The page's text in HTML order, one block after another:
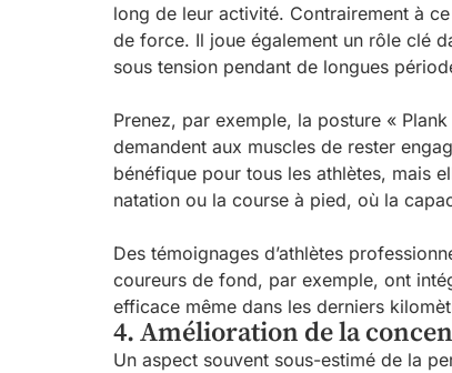
long de leur activité. Contrairement à
de force. Il joue également un rôle clé
sous tension pendant de longues
Prenez, par exemple, la posture «
demandent aux muscles de rester
bénéfique pour tous les athlètes, mais
natation ou la course à pied, où la
Des témoignages d’athlètes
coureurs de fond, par exemple, ont
efficace même dans les derniers
4. Amélioration de la
Un aspect souvent sous-estimé de la